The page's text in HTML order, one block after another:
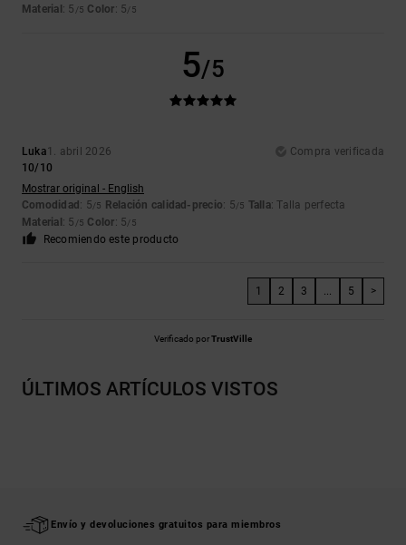
Material : 5 /5 Color: 5/5
5/5
Luka1. abril 2026
Compra verificada
10/10
Mostrar original - English
Comodidad : 5/5 Relación calidad-precio: 5/5 Talla: Talla perfecta
Material : 5 /5 Color: 5/5
Recomiendo este producto
1 2 3 ... 5 >
Verificado porTrustVille
ÚLTIMOS ARTÍCULOS VISTOS
Envío y devoluciones gratuitos para miembros